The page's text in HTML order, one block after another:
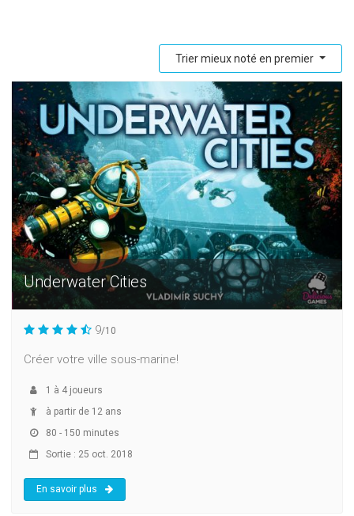
Trier mieux noté en premier
Underwater Cities
9/10
Créer votre ville sous-marine!
1 à 4 joueurs
à partir de 12 ans
80 - 150 minutes
Sortie : 25 oct. 2018
En savoir plus